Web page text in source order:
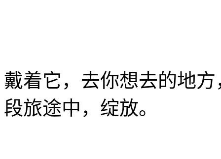
戴着它，去你想去的地
段旅途中，绽放。